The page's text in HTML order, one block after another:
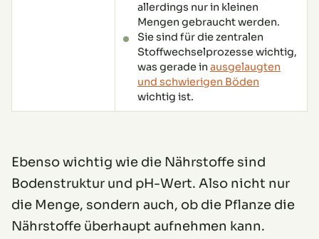
allerdings nur in kleinen
Mengen gebraucht werden.
Sie sind für die zentralen
Stoffwechselprozesse wichtig,
was gerade in ausgelaugten
und schwierigen Böden
wichtig ist.
Ebenso wichtig wie die Nährstoffe sind
Bodenstruktur und pH-Wert. Also nicht nur
die Menge, sondern auch, ob die Pflanze die
Nährstoffe überhaupt aufnehmen kann.